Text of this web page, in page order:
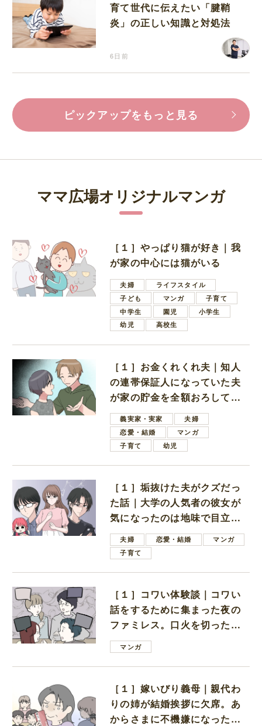
育て世代に伝えたい「腱鞘
炎」の正しい知識と対処法
6日前
ピックアップをもっと見る
ママ広場オリジナルマンガ
［１］やっぱり猫が好き｜我
が家の中心には猫がいる
夫婦
ライフスタイル
子ども
マンガ
子育て
中学生
園児
小学生
幼児
高校生
［１］お金くれくれ夫｜知人
の連帯保証人になっていた夫
が家の貯金を全額おろしてほ
しいと言ってきた
義実家・実家
夫婦
恋愛・結婚
マンガ
子育て
幼児
［１］垢抜けた夫がクズだっ
た話｜大学の人気者の彼女が
気になったのは地味で目立た
ない男子学生
夫婦 恋愛・結婚
マンガ
子育て
［１］コワい体験談｜コワい
話をするために集まった夜の
ファミレス。口火を切ったの
は電車好きの男の子ママ
マンガ
［１］嫁いびり義母｜親代わ
りの姉が結婚挨拶に欠席。あ
からさまに不機嫌になった義